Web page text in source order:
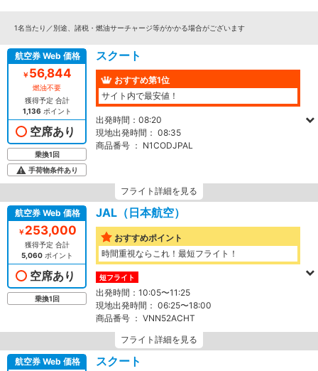
1名当たり／別途、諸税・燃油サーチャージ等がかかる場合がございます
航空券 Web 価格
￥ 56,844
燃油不要
獲得予定 合計
1,136 ポイント
空席あり
乗換1回
手荷物条件あり
スクート
おすすめ第1位
サイト内で最安値！
出発時間： 08:20
現地出発時間： 08:35
商品番号 ： N1CODJPAL
フライト詳細を見る
航空券 Web 価格
￥ 253,000
獲得予定 合計
5,060ポイント
空席あり
乗換1回
JAL（日本航空）
おすすめポイント
時間重視ならこれ！最短フライト！
短フライト
出発時間： 10:05〜11:25
現地出発時間： 06:25〜18:00
商品番号 ： VNN52ACHT
フライト詳細を見る
航空券 Web 価格 スクート